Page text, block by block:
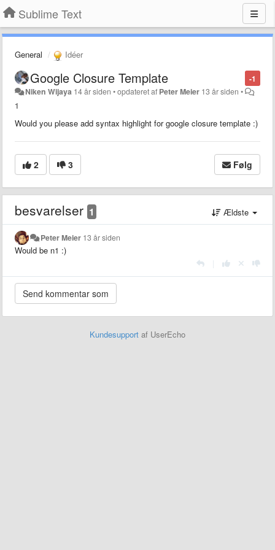
Sublime Text
General Idéer
-1
Google Closure Template
Niken Wijaya 14 år siden •opdateret af Peter Meier 13 år siden •
1
Would you please add syntax highlight for google closure template :)
2 3 Følg
besvarelser 1 Ældste
Peter Meier 13 år siden
Would be n1 :)
Kundesupport af UserEcho